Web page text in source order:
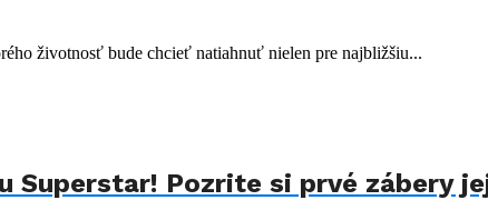
životnosť bude chcieť natiahnuť nielen pre najbližšiu...
Superstar! Pozrite si prvé zábery